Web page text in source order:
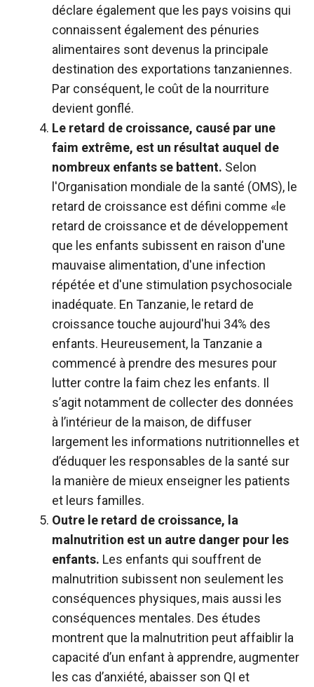
déclare également que les pays voisins qui
connaissent également des pénuries
alimentaires sont devenus la principale
destination des exportations tanzaniennes.
Par conséquent, le coût de la nourriture
devient gonflé.
Le retard de croissance, causé par une
faim extrême, est un résultat auquel de
nombreux enfants se battent. Selon
l'Organisation mondiale de la santé (OMS), le
retard de croissance est défini comme «le
retard de croissance et de développement
que les enfants subissent en raison d'une
mauvaise alimentation, d'une infection
répétée et d'une stimulation psychosociale
inadéquate. En Tanzanie, le retard de
croissance touche aujourd'hui 34% des
enfants. Heureusement, la Tanzanie a
commencé à prendre des mesures pour
lutter contre la faim chez les enfants. Il
s’agit notamment de collecter des données
à l’intérieur de la maison, de diffuser
largement les informations nutritionnelles et
d’éduquer les responsables de la santé sur
la manière de mieux enseigner les patients
et leurs familles.
Outre le retard de croissance, la
malnutrition est un autre danger pour les
enfants. Les enfants qui souffrent de
malnutrition subissent non seulement les
conséquences physiques, mais aussi les
conséquences mentales. Des études
montrent que la malnutrition peut affaiblir la
capacité d’un enfant à apprendre, augmenter
les cas d’anxiété, abaisser son QI et